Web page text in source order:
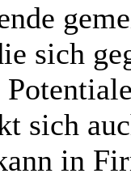
sich
sich
in